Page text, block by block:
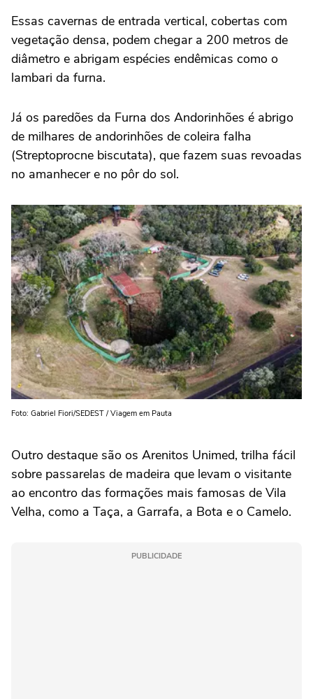
Essas cavernas de entrada vertical, cobertas com
vegetação densa, podem chegar a 200 metros de
diâmetro e abrigam espécies endêmicas como o
lambari da furna.
Já os paredões da Furna dos Andorinhões é abrigo
de milhares de andorinhões de coleira falha
(Streptoprocne biscutata), que fazem suas revoadas
no amanhecer e no pôr do sol.
Foto: Gabriel Fiori/SEDEST / Viagem em Pauta
Outro destaque são os Arenitos Unimed, trilha fácil
sobre passarelas de madeira que levam o visitante
ao encontro das formações mais famosas de Vila
Velha, como a Taça, a Garrafa, a Bota e o Camelo.
PUBLICIDADE